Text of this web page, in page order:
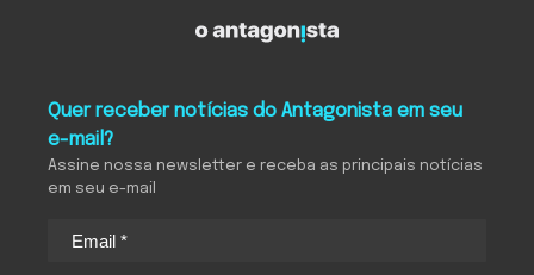
Quer receber notícias do Antagonista em seu
e-mail?
Assine nossa newsletter e receba as principais notícias
em seu e-mail